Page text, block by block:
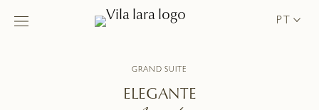
PT
GRAND SUITE
ELEGANTE